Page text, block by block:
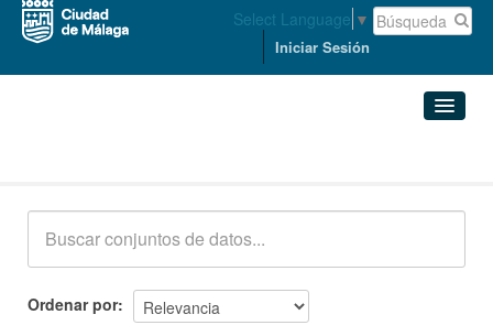
Select Language ▼
Iniciar Sesión
Ordenar por